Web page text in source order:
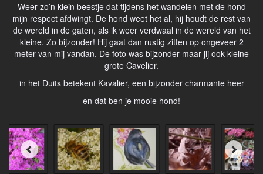
Weer zo’n klein beestje dat tijdens het wandelen met de hond
mijn respect afdwingt. De hond weet het al, hij houdt de rest van
de wereld in de gaten, als ik weer verdwaal in de wereld van het
kleine. Zo bijzonder! Hij gaat dan rustig zitten op ongeveer 2
meter van mij vandan. De foto was bijzonder maar jij ook kleine
grote Cavelier.
in het Duits betekent Kavalier, een bijzonder charmante heer
en dat ben je mooie hond!